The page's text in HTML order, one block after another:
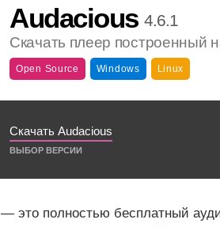
Audacious 4.6.1
Скачать плеер построенный
Open Source Windows Linux
Скачать Audacious
ВЫБОР ВЕРСИИ
— это полностью бесплатный